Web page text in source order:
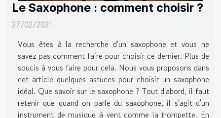
Le Saxophone : comment choisir ?
27/02/2021
Vous êtes à la recherche d'un saxophone et vous ne
savez pas comment faire pour choisir ce dernier. Plus de
soucis à vous faire pour cela. Nous vous proposons dans
cet article quelques astuces pour choisir un saxophone
idéal. Que savoir sur le saxophone ? Tout d'abord, il faut
retenir que quand on parle du saxophone, il s'agit d'un
instrument de musique à vent comme la trompette. En